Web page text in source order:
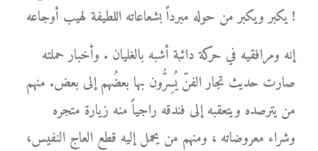
يكبر ويكبر من حوله مبرداً بشعاعاته اللطيفة لهيب أوجاعه !
إنه ومرافقيه في حركة دائبة أشبه بالغليان . وأخبار حملته
صارت حديث تجار الفنّ يُسِرُّون بها بعضُهم إلى بعض. منهم
من يترصده ويتعقبه إلى فندقه راجياً منه زيارة متجره
وشراء معروضاته ، ومنهم من يحمل إليه قطع العاج النفيس،